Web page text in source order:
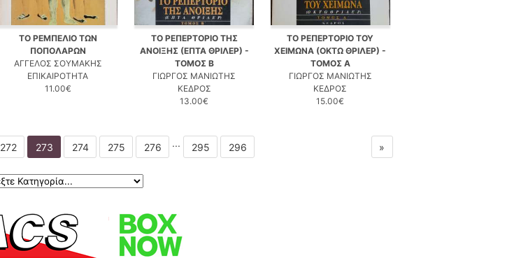
ΤΟ ΡΕΜΠΕΛΙΟ ΤΩΝ
ΠΟΠΟΛΑΡΩΝ
ΑΓΓΕΛΟΣ ΣΟΥΜΑΚΗΣ
ΕΠΙΚΑΙΡΟΤΗΤΑ
11.00€
ΤΟ ΡΕΠΕΡΤΟΡΙΟ ΤΗΣ
ΑΝΟΙΞΗΣ (ΕΠΤΑ ΘΡΙΛΕΡ) -
ΤΟΜΟΣ Β
ΓΙΩΡΓΟΣ ΜΑΝΙΩΤΗΣ
ΚΕΔΡΟΣ
13.00€
ΤΟ ΡΕΠΕΡΤΟΡΙΟ ΤΟΥ
ΧΕΙΜΩΝΑ (ΟΚΤΩ ΘΡΙΛΕΡ) -
ΤΟΜΟΣ Α
ΓΙΩΡΓΟΣ ΜΑΝΙΩΤΗΣ
ΚΕΔΡΟΣ
15.00€
272 273 274 275 276 ... 295 296 »